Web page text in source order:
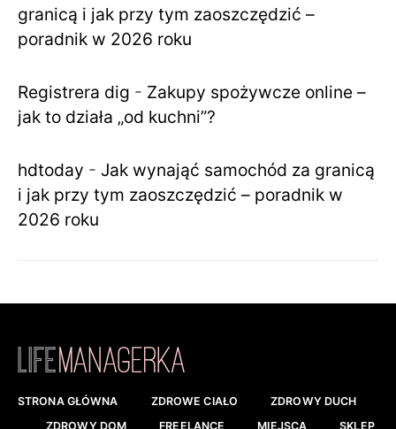
granicą i jak przy tym zaoszczędzić –
poradnik w 2026 roku
Registrera dig - Zakupy spożywcze online –
jak to działa „od kuchni”?
hdtoday - Jak wynająć samochód za granicą
i jak przy tym zaoszczędzić – poradnik w
2026 roku
STRONA GŁÓWNA ZDROWE CIAŁO
ZDROWY DUCH
ZDROWY DOM
FREELANCE MIEJSCA SKLEP